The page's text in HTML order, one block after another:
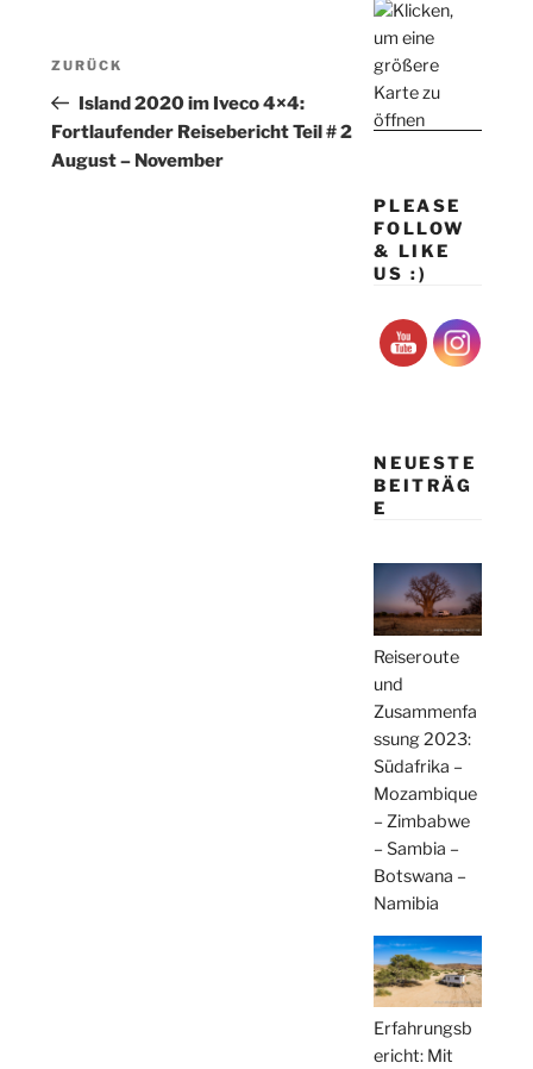
Beitragsnavigation
Vorheriger
Beitrag
ZURÜCK
Island 2020 im Iveco 4×4:
Fortlaufender Reisebericht Teil # 2
August – November
PLEASE
FOLLOW
& LIKE
US :)
NEUESTE
BEITRÄG
E
Reiseroute
und
Zusammenfa
ssung 2023:
Südafrika –
Mozambique
– Zimbabwe
– Sambia –
Botswana –
Namibia
Erfahrungsb
ericht: Mit